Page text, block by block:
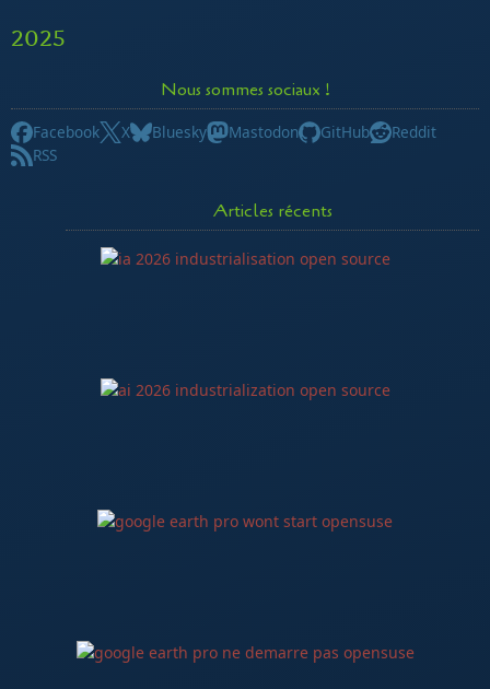
2025
Nous sommes sociaux !
Facebook X Bluesky Mastodon GitHub
Reddit
RSS
Articles récents